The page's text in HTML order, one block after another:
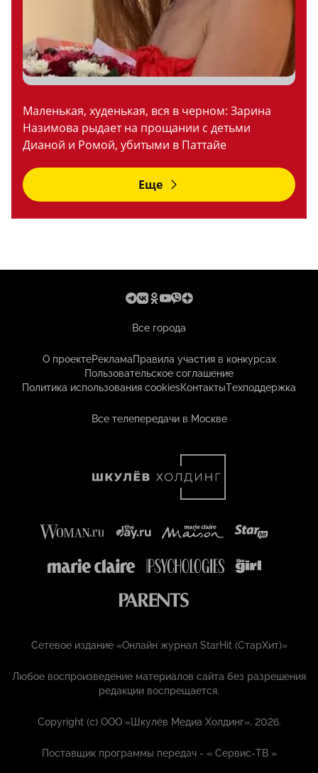
Маленькая, худенькая, вся в черном: Зарина
Назимова рыдает на прощании с детьми
Дианой и Ромой, убитыми в Паттайе
Еще
Все города
О проектеРекламаПравила участия в конкурсах
Пользовательское соглашение
Политика использования cookiesКонтактыТехподдержка
Все телепередачи в Москве
Сетевое издание «Онлайн журнал StarHit (СтарХит)»
Любое воспроизведение материалов сайта без разрешения
редакции воспрещается.
Copyright (с) ООО «Шкулёв Медиа Холдинг», 2026.
Поставщик программы передач - «Сервис-ТВ »